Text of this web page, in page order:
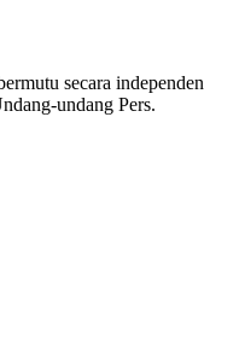
secara independen
undang Pers.